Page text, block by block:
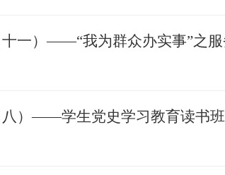
一）——“我为群众办实事”之
）——学生党史学习教育读书